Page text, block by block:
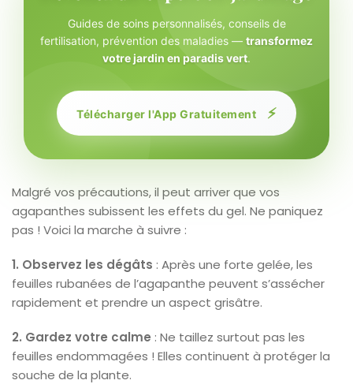
Guides de soins personnalisés, conseils de
fertilisation, prévention des maladies — transformez
votre jardin en paradis vert.
Télécharger l'App Gratuitement ⚡
Malgré vos précautions, il peut arriver que vos
agapanthes subissent les effets du gel. Ne paniquez
pas ! Voici la marche à suivre :
1. Observez les dégâts : Après une forte gelée, les
feuilles rubanées de l’agapanthe peuvent s’assécher
rapidement et prendre un aspect grisâtre.
2. Gardez votre calme : Ne taillez surtout pas les
feuilles endommagées ! Elles continuent à protéger la
souche de la plante.